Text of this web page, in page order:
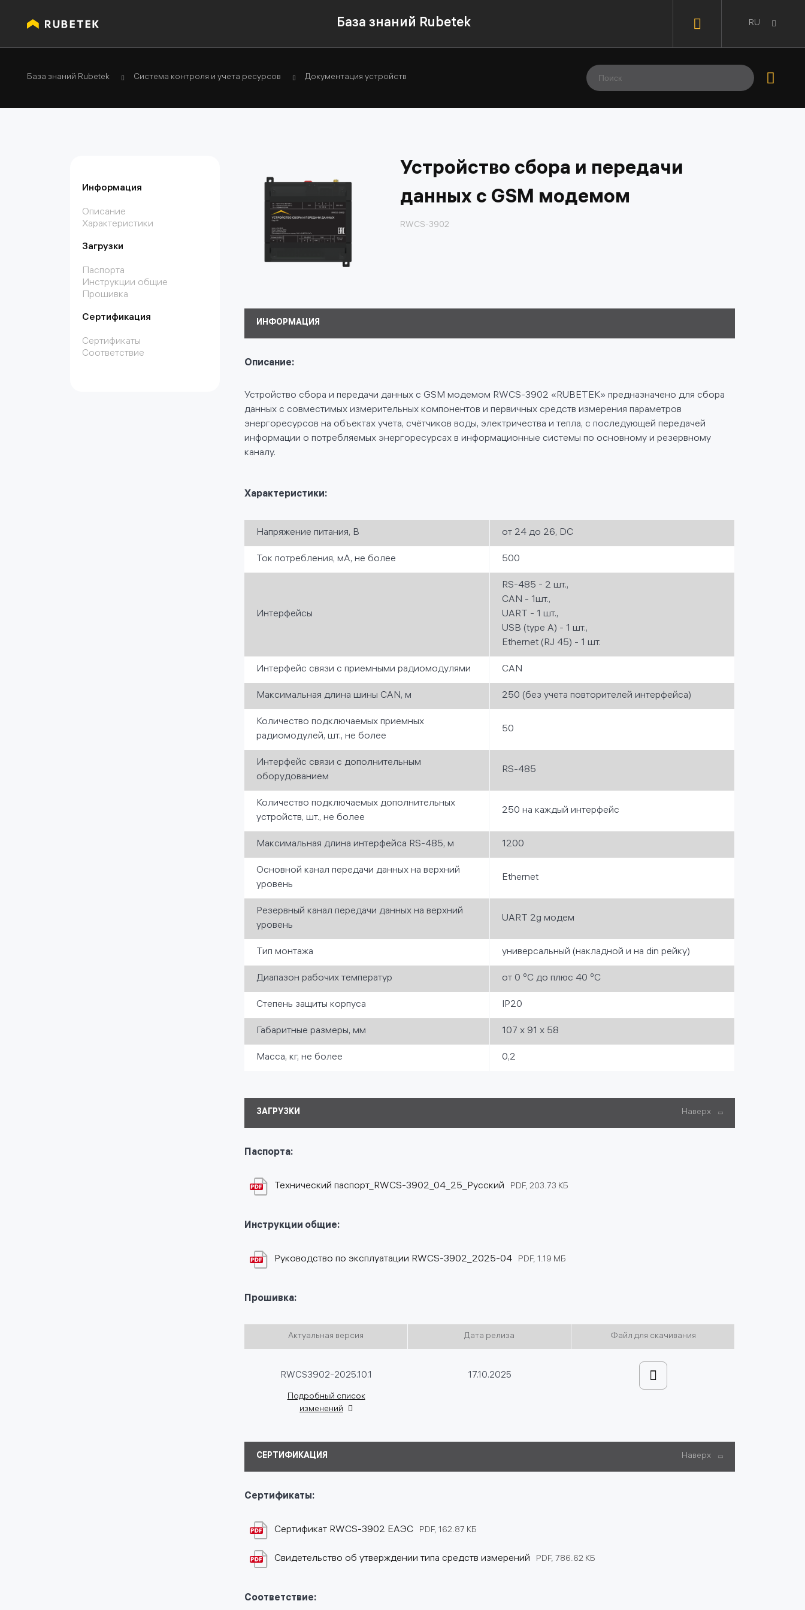
База знаний Rubetek RU
База знаний Rubetek Система контроля и учета ресурсов Документация устройств
Информация
Описание
Характеристики
Загрузки
Паспорта
Инструкции общие
Прошивка
Сертификация
Сертификаты
Соответствие
Устройство сбора и передачи
данных с GSM модемом
RWCS-3902
ИНФОРМАЦИЯ
Описание:
Устройство сбора и передачи данных с GSM модемом RWCS-3902 «RUBETEK» предназначено для сбора
данных с совместимых измерительных компонентов и первичных средств измерения параметров
энергоресурсов на объектах учета, счётчиков воды, электричества и тепла, с последующей передачей
информации о потребляемых энергоресурсах в информационные системы по основному и резервному
каналу.
Характеристики:
Напряжение питания, В от 24 до 26, DC
Ток потребления, мА, не более 500
Интерфейсы
RS-485 - 2 шт.,
CAN - 1шт.,
UART - 1 шт.,
USB (type A) - 1 шт.,
Ethernet (RJ 45) - 1 шт.
Интерфейс связи с приемными радиомодулями CAN
Максимальная длина шины CAN, м 250 (без учета повторителей интерфейса)
Количество подключаемых приемных
радиомодулей, шт., не более
50
Интерфейс связи с дополнительным
оборудованием
RS-485
Количество подключаемых дополнительных
устройств, шт., не более
250 на каждый интерфейс
Максимальная длина интерфейса RS-485, м 1200
Основной канал передачи данных на верхний
уровень
Ethernet
Резервный канал передачи данных на верхний
уровень
UART 2g модем
Тип монтажа универсальный (накладной и на din рейку)
Диапазон рабочих температур от 0 ºС до плюс 40 ºС
Степень защиты корпуса IP20
Габаритные размеры, мм 107 х 91 х 58
Масса, кг, не более 0,2
ЗАГРУЗКИ Наверх
Паспорта:
Технический паспорт_RWCS-3902_04_25_Русский PDF, 203.73 КБ
Инструкции общие:
Руководство по эксплуатации RWCS-3902_2025-04 PDF, 1.19 МБ
Прошивка:
Актуальная версия Дата релиза Файл для скачивания
RWCS3902-2025.10.1
Подробный список
изменений
17.10.2025
СЕРТИФИКАЦИЯ Наверх
Сертификаты:
Сертификат RWCS-3902 ЕАЭС PDF, 162.87 КБ
Свидетельство об утверждении типа средств измерений PDF, 786.62 КБ
Соответствие: